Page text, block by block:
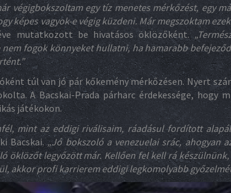
végigbokszoltam egy tíz menetes mérkőzést, egy
képes vagyok-e végig küzdeni. Már megszoktam
mutatkozott be hivatásos öklözőként.
nem fogok könnyeket hullatni, ha hamarabb
túl van jó pár kőkemény mérkőzésen. Nyert
A Bacskai-Prada párharc érdekessége, hogy
játékokon.
mint az eddigi riválisaim, ráadásul fordított
Bacskai.„Jó bokszoló a venezuelai srác, ahogyan
öklözőt legyőzött már. Kellően fel kell rá
akkor profi karrierem eddigi legkomolyabb